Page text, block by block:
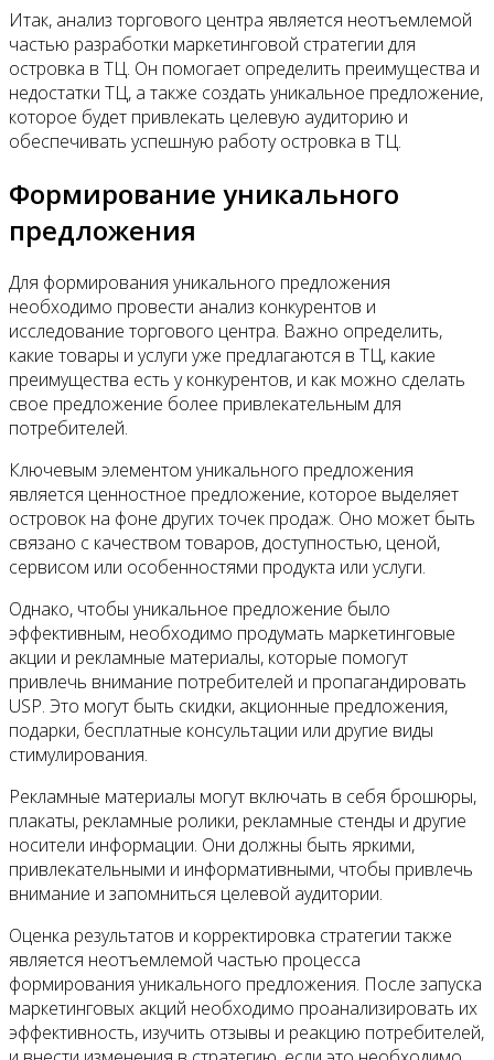
Итак, анализ торгового центра является неотъемлемой
частью разработки маркетинговой стратегии для
островка в ТЦ. Он помогает определить преимущества и
недостатки ТЦ, а также создать уникальное предложение,
которое будет привлекать целевую аудиторию и
обеспечивать успешную работу островка в ТЦ.
Формирование уникального
предложения
Для формирования уникального предложения
необходимо провести анализ конкурентов и
исследование торгового центра. Важно определить,
какие товары и услуги уже предлагаются в ТЦ, какие
преимущества есть у конкурентов, и как можно сделать
свое предложение более привлекательным для
потребителей.
Ключевым элементом уникального предложения
является ценностное предложение, которое выделяет
островок на фоне других точек продаж. Оно может быть
связано с качеством товаров, доступностью, ценой,
сервисом или особенностями продукта или услуги.
Однако, чтобы уникальное предложение было
эффективным, необходимо продумать маркетинговые
акции и рекламные материалы, которые помогут
привлечь внимание потребителей и пропагандировать
USP. Это могут быть скидки, акционные предложения,
подарки, бесплатные консультации или другие виды
стимулирования.
Рекламные материалы могут включать в себя брошюры,
плакаты, рекламные ролики, рекламные стенды и другие
носители информации. Они должны быть яркими,
привлекательными и информативными, чтобы привлечь
внимание и запомниться целевой аудитории.
Оценка результатов и корректировка стратегии также
является неотъемлемой частью процесса
формирования уникального предложения. После запуска
маркетинговых акций необходимо проанализировать их
эффективность, изучить отзывы и реакцию потребителей,